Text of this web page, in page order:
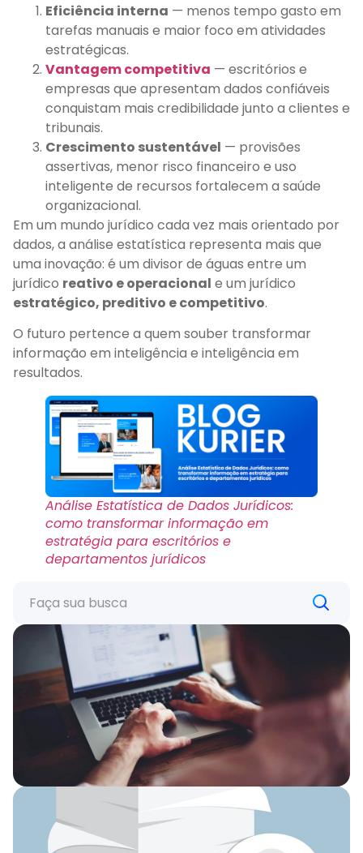
Eficiência interna — menos tempo gasto em
tarefas manuais e maior foco em atividades
estratégicas.
Vantagem competitiva — escritórios e
empresas que apresentam dados confiáveis
conquistam mais credibilidade junto a clientes e
tribunais.
Crescimento sustentável — provisões
assertivas, menor risco financeiro e uso
inteligente de recursos fortalecem a saúde
organizacional.
Em um mundo jurídico cada vez mais orientado por
dados, a análise estatística representa mais que
uma inovação: é um divisor de águas entre um
jurídico reativo e operacional e um jurídico
estratégico, preditivo e competitivo.
O futuro pertence a quem souber transformar
informação em inteligência e inteligência em
resultados.
Análise Estatística de Dados Jurídicos:
como transformar informação em
estratégia para escritórios e
departamentos jurídicos